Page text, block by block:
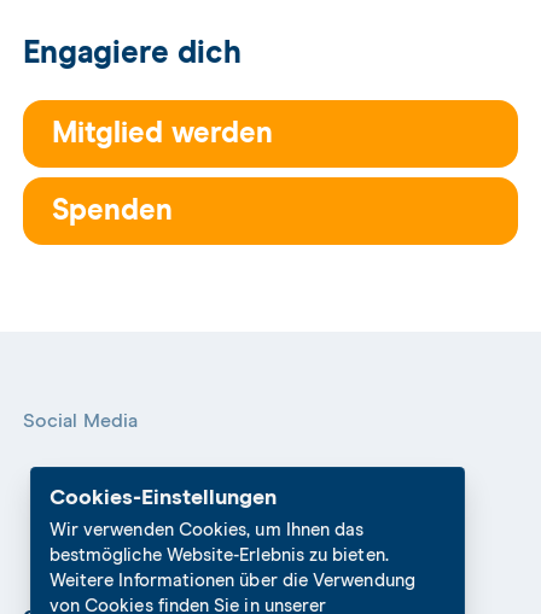
Cookies-Einstellungen
Wir verwenden Cookies, um Ihnen das
bestmögliche Website-Erlebnis zu bieten.
Weitere Informationen über die Verwendung
von Cookies finden Sie in unserer
Engagiere dich
Mitglied werden
Spenden
Social Media